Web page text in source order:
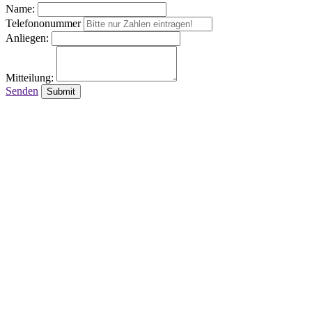
Name:
Telefononummer
Anliegen:
Mitteilung:
Senden